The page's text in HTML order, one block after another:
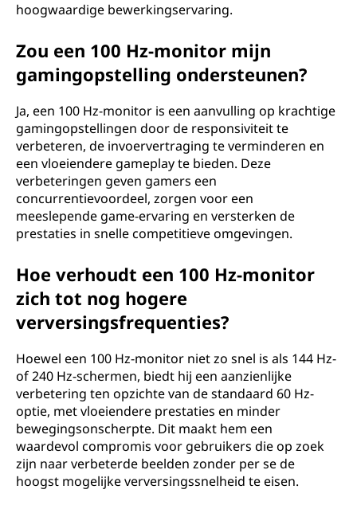
hoogwaardige bewerkingservaring.
Zou een 100 Hz-monitor mijn
gamingopstelling ondersteunen?
Ja, een 100 Hz-monitor is een aanvulling op krachtige
gamingopstellingen door de responsiviteit te
verbeteren, de invoervertraging te verminderen en
een vloeiendere gameplay te bieden. Deze
verbeteringen geven gamers een
concurrentievoordeel, zorgen voor een
meeslepende game-ervaring en versterken de
prestaties in snelle competitieve omgevingen.
Hoe verhoudt een 100 Hz-monitor
zich tot nog hogere
verversingsfrequenties?
Hoewel een 100 Hz-monitor niet zo snel is als 144 Hz-
of 240 Hz-schermen, biedt hij een aanzienlijke
verbetering ten opzichte van de standaard 60 Hz-
optie, met vloeiendere prestaties en minder
bewegingsonscherpte. Dit maakt hem een
waardevol compromis voor gebruikers die op zoek
zijn naar verbeterde beelden zonder per se de
hoogst mogelijke verversingssnelheid te eisen.